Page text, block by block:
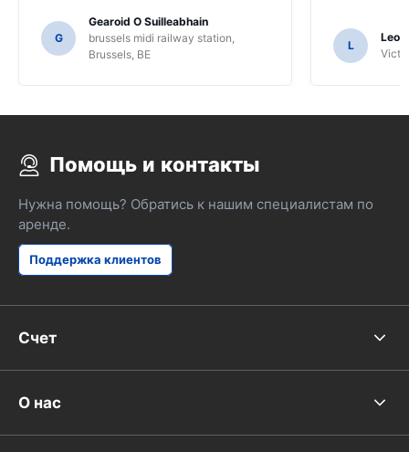
клиента. Мы должны были попросить
нескольких местных жителей для
руководства, и только для этого мы,
G
Gearoid O Suilleabhain
brussels midi railway station,
Brussels, BE
L
Помощь и контакты
Нужна помощь? Обратись к нашим специалистам по
аренде.
Поддержка клиентов
Счет
О нас